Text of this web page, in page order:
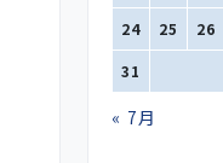
24 25 26
31
« 7月